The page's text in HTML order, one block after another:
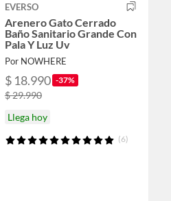
EVERSO
Arenero Gato Cerrado
Baño Sanitario Grande Con
Pala Y Luz Uv
Por NOWHERE
$ 18.990 -37%
$ 29.990
Llega hoy
(6)